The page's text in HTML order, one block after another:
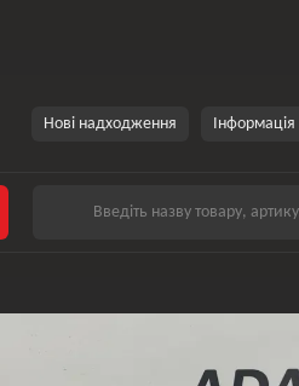
Нові надходження Інформація